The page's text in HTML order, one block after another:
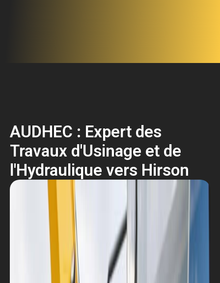
AUDHEC : Expert des
Travaux d'Usinage et de
l'Hydraulique vers Hirson